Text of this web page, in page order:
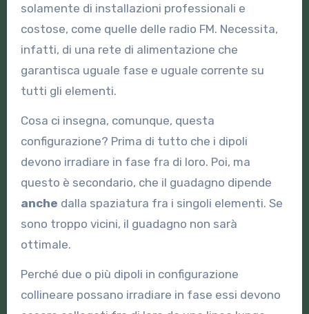
solamente di installazioni professionali e
costose, come quelle delle radio FM. Necessita,
infatti, di una rete di alimentazione che
garantisca uguale fase e uguale corrente su
tutti gli elementi.
Cosa ci insegna, comunque, questa
configurazione? Prima di tutto che i dipoli
devono irradiare in fase fra di loro. Poi, ma
questo è secondario, che il guadagno dipende
anche dalla spaziatura fra i singoli elementi. Se
sono troppo vicini, il guadagno non sarà
ottimale.
Perché due o più dipoli in configurazione
collineare possano irradiare in fase essi devono